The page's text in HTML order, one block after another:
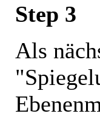
Step 3
Als